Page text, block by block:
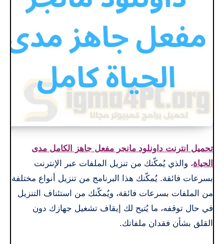
تحميل انترنت داونلود مانجر مفعل جاهز الكامل مدى
الحياة، والذي يُمكّنك من تنزيل الملفات عبر الإنترنت
بسرعات فائقة. يُمكّنك هذا البرنامج من تنزيل أنواع مختلفة
من الملفات بسرعات فائقة، ويُمكّنك من استئناف التنزيل
في حال توقفه، ما يُتيح لك إيقاف تشغيل جهازك دون
القلق بشأن فقدان ملفاتك.